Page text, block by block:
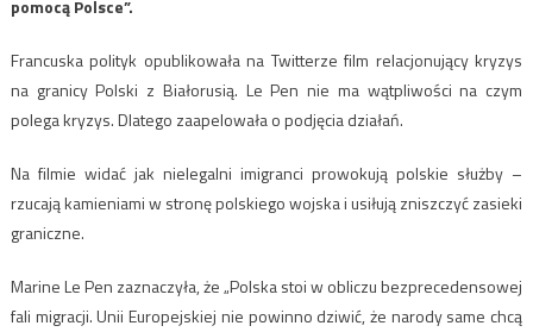
pomocą Polsce”.
Francuska polityk opublikowała na Twitterze film relacjonujący kryzys
na granicy Polski z Białorusią. Le Pen nie ma wątpliwości na czym
polega kryzys. Dlatego zaapelowała o podjęcia działań.
Na filmie widać jak nielegalni imigranci prowokują polskie służby –
rzucają kamieniami w stronę polskiego wojska i usiłują zniszczyć zasieki
graniczne.
Marine Le Pen zaznaczyła, że „Polska stoi w obliczu bezprecedensowej
fali migracji. Unii Europejskiej nie powinno dziwić, że narody same chcą